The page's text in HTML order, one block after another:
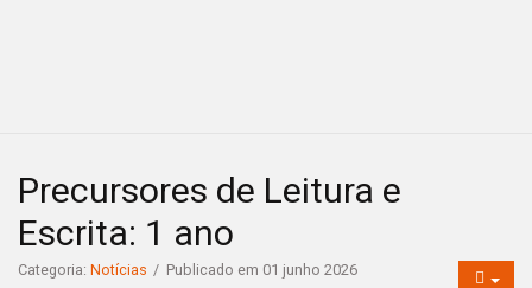
Precursores de Leitura e
Escrita: 1 ano
Categoria: Notícias Publicado em 01 junho 2026